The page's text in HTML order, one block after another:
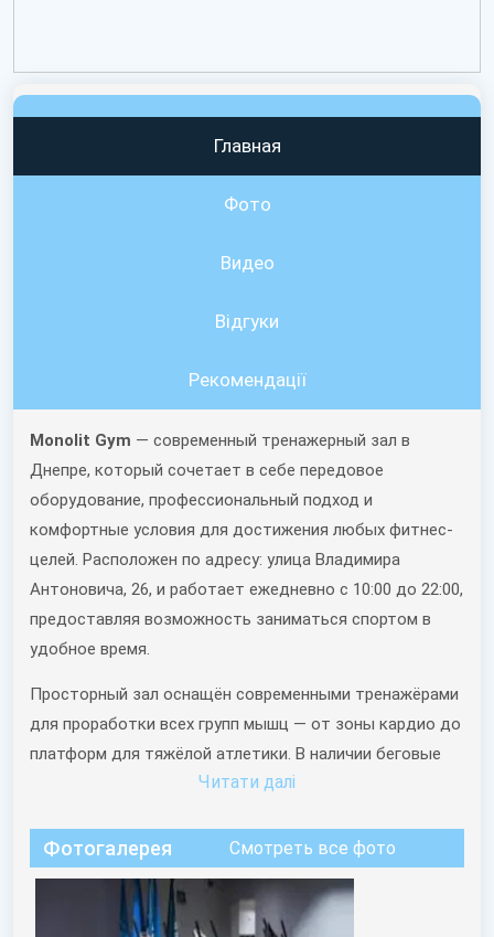
Главная
Фото
Видео
Вiдгуки
Рекомендації
Monolit Gym — современный тренажерный зал в
Днепре, который сочетает в себе передовое
оборудование, профессиональный подход и
комфортные условия для достижения любых фитнес-
целей. Расположен по адресу: улица Владимира
Антоновича, 26, и работает ежедневно с 10:00 до 22:00,
предоставляя возможность заниматься спортом в
удобное время.
Просторный зал оснащён современными тренажёрами
для проработки всех групп мышц — от зоны кардио до
платформ для тяжёлой атлетики. В наличии беговые
дорожки, орбитреки, велотренажёры и большой выбор
тренировочному процесу. Оборудование подходит как
для новичков, так и для опытных спортсменов,
обеспечивая максимальную ефективность тренировок.
Читати далi
Фотогалерея Смотреть все фото